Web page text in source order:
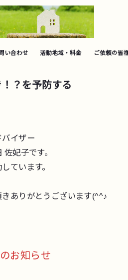
い合わせ 活動地域・料金 ご依頼の皆
？を予防する
バイザー
妃子です。
ています。
ありがとうございます(^^♪
お知らせ